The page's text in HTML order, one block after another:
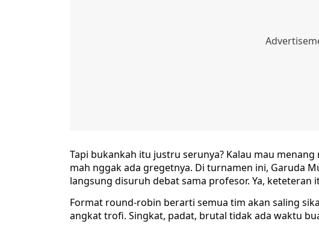
Tapi bukankah itu justru serunya? Kalau mau
mah nggak ada gregetnya. Di turnamen ini, Garuda
langsung disuruh debat sama profesor. Ya, keteteran
Format round-robin berarti semua tim akan saling
angkat trofi. Singkat, padat, brutal tidak ada waktu